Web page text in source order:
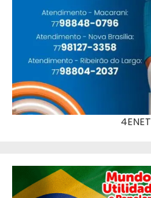
4ENET